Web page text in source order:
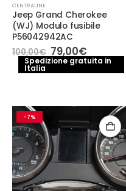
CENTRALINE
Jeep Grand Cherokee
(WJ) Modulo fusibile
P56042942AC
100,00€ Il
prezzo
originale
79,00€Il
prezzo
attuale
Spedizione gratuita in
Italia
-7%